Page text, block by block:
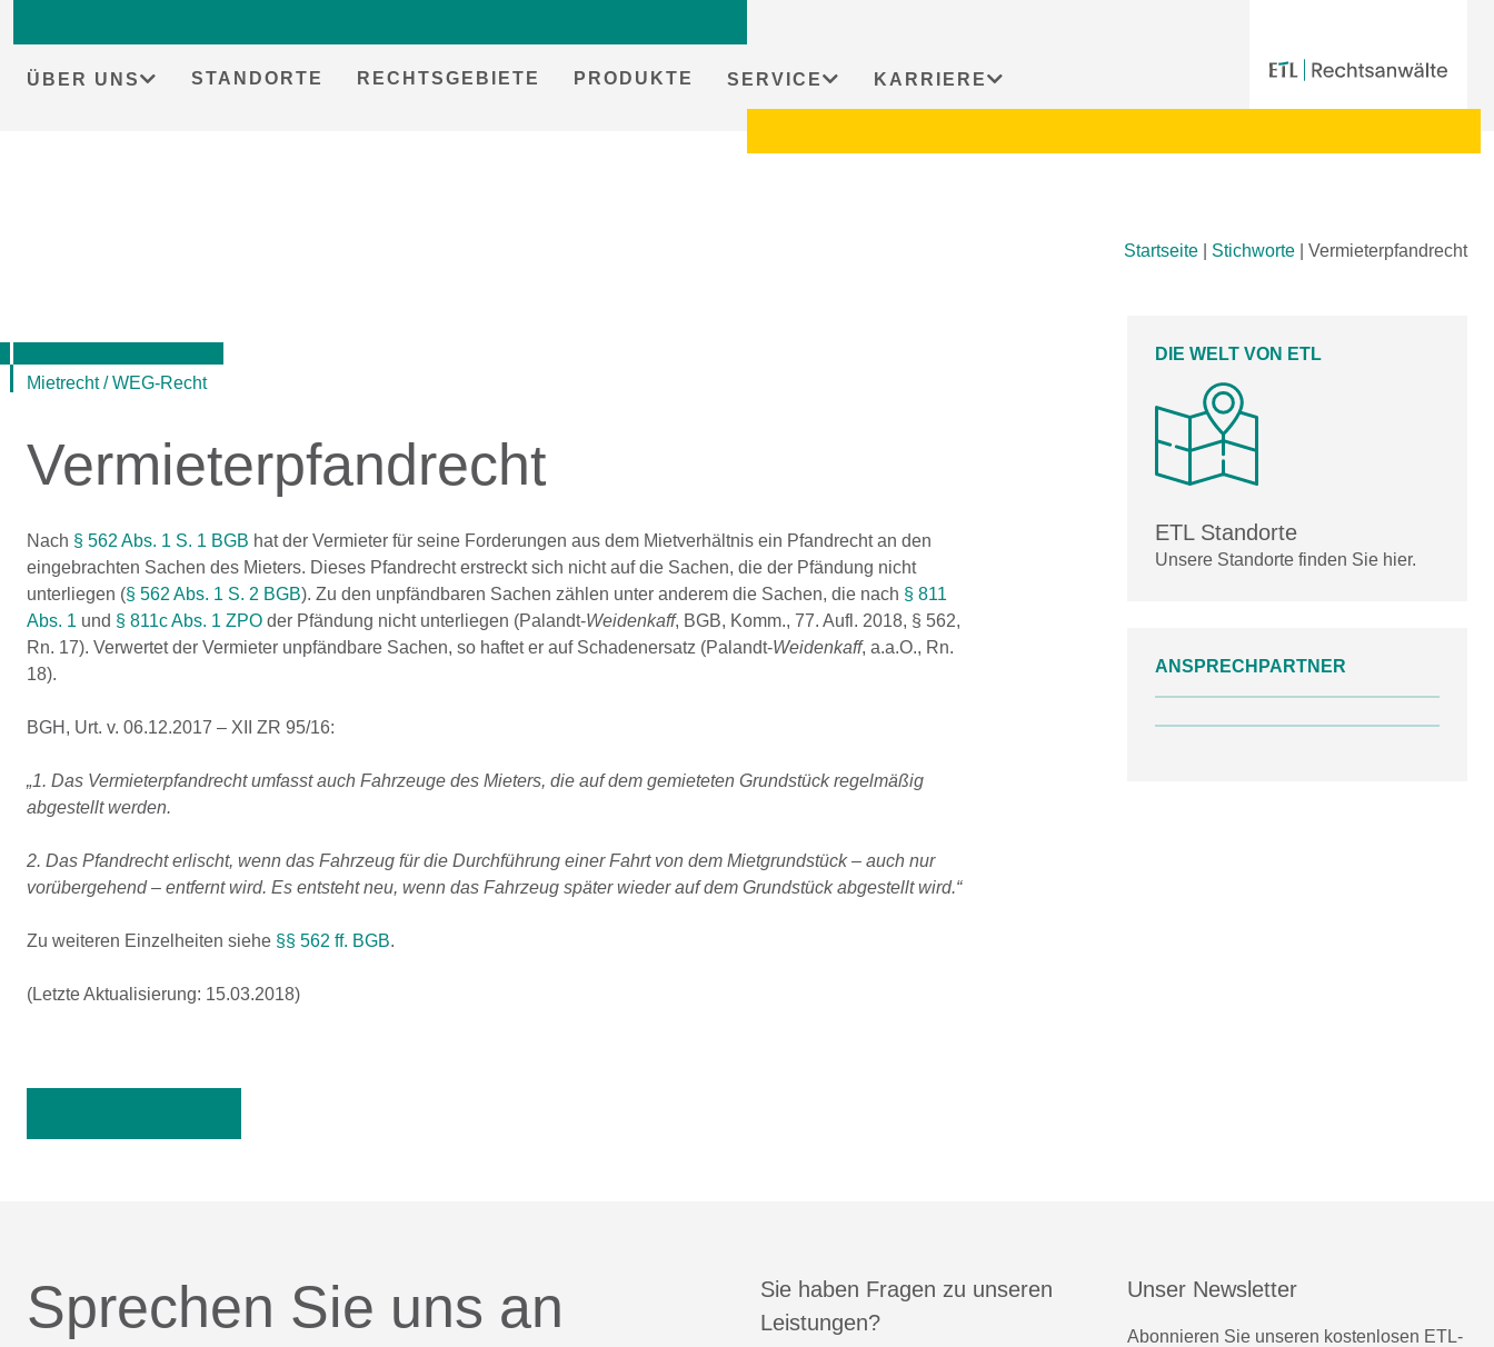
ÜBER UNS STANDORTE RECHTSGEBIETE PRODUKTE SERVICE KARRIERE
Startseite Stichworte Vermieterpfandrecht
Mietrecht / WEG-Recht
Vermieterpfandrecht
Nach § 562 Abs. 1 S. 1 BGB hat der Vermieter für seine Forderungen aus dem Mietverhältnis ein Pfandrecht an den
eingebrachten Sachen des Mieters. Dieses Pfandrecht erstreckt sich nicht auf die Sachen, die der Pfändung nicht
unterliegen (§ 562 Abs. 1 S. 2 BGB). Zu den unpfändbaren Sachen zählen unter anderem die Sachen, die nach § 811
Abs. 1 und § 811c Abs. 1 ZPO der Pfändung nicht unterliegen (Palandt-Weidenkaff, BGB, Komm., 77. Aufl. 2018, § 562,
Rn. 17). Verwertet der Vermieter unpfändbare Sachen, so haftet er auf Schadenersatz (Palandt-Weidenkaff, a.a.O., Rn.
18).
BGH, Urt. v. 06.12.2017 – XII ZR 95/16:
„1. Das Vermieterpfandrecht umfasst auch Fahrzeuge des Mieters, die auf dem gemieteten Grundstück regelmäßig
abgestellt werden.
2. Das Pfandrecht erlischt, wenn das Fahrzeug für die Durchführung einer Fahrt von dem Mietgrundstück – auch nur
vorübergehend – entfernt wird. Es entsteht neu, wenn das Fahrzeug später wieder auf dem Grundstück abgestellt wird.“
Zu weiteren Einzelheiten siehe §§ 562 ff. BGB.
(Letzte Aktualisierung: 15.03.2018)
DIE WELT VON ETL
ETL Standorte
Unsere Standorte finden Sie hier.
ANSPRECHPARTNER
Sprechen Sie uns an
Sie haben Fragen zu unseren
Leistungen?
Unser Newsletter
Abonnieren Sie unseren kostenlosen ETL-